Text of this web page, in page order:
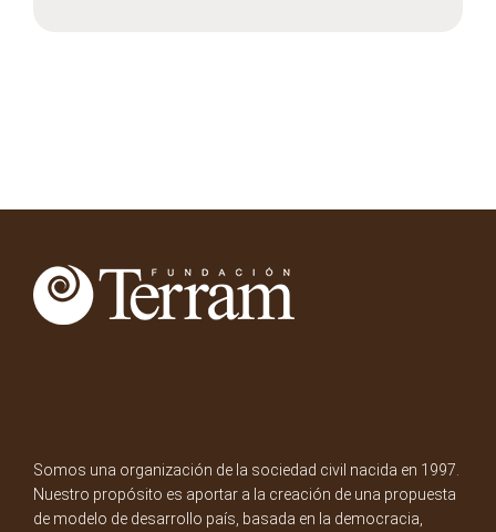
Somos una organización de la sociedad civil nacida en 1997.
Nuestro propósito es aportar a la creación de una propuesta
de modelo de desarrollo país, basada en la democracia,